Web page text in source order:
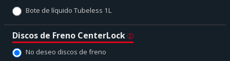
Bote de líquido Tubeless 1L
Discos de Freno CenterLock
No deseo discos de freno